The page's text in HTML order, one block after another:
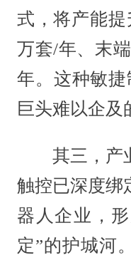
式，将产能
万套/年、末
年。这种敏
巨头难以企及
其三，产业
触控已深度绑
器人企业，
定”的护城河